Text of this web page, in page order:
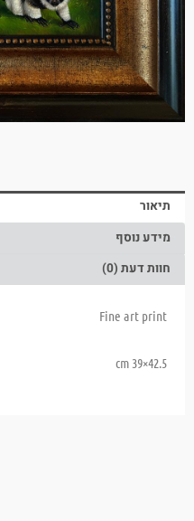
תיאור
מידע נוסף
חוות דעת (0)
Fine art print
42.5×39 cm